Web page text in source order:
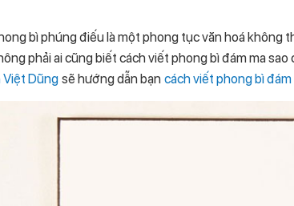
bì phúng điếu là một phong tục văn hoá không
phải ai cũng biết cách viết phong bì đám ma
Việt Dũng sẽ hướng dẫn bạn cách viết phong bì đám